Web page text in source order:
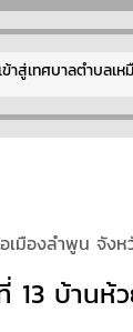
ศบาลตำบลเหมือ
เมืองลำพูน จัง
13 บ้าน